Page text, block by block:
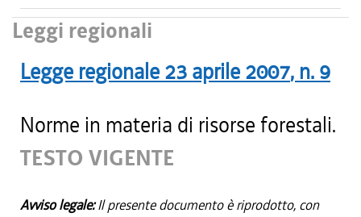
Leggi regionali
Legge regionale 23 aprile 2007, n. 9
Norme in materia di risorse forestali.
TESTO VIGENTE
Avviso legale:Il presente documento è riprodotto, con